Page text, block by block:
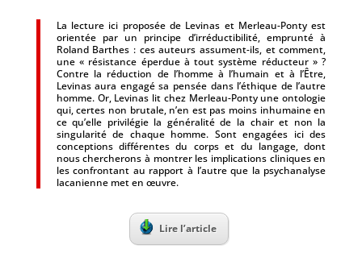
La lecture ici proposée de Levinas et Merleau-Ponty est
orientée par un principe d’irréductibilité, emprunté à
Roland Barthes : ces auteurs assument-ils, et comment,
une « résistance éperdue à tout système réducteur » ?
Contre la réduction de l’homme à l’humain et à l’Être,
Levinas aura engagé sa pensée dans l’éthique de l’autre
homme. Or, Levinas lit chez Merleau-Ponty une ontologie
qui, certes non brutale, n’en est pas moins inhumaine en
ce qu’elle privilégie la généralité de la chair et non la
singularité de chaque homme. Sont engagées ici des
conceptions différentes du corps et du langage, dont
nous chercherons à montrer les implications cliniques en
les confrontant au rapport à l’autre que la psychanalyse
lacanienne met en œuvre.
Lire l’article